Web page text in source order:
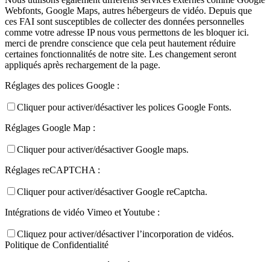
Webfonts, Google Maps, autres hébergeurs de vidéo. Depuis que
ces FAI sont susceptibles de collecter des données personnelles
comme votre adresse IP nous vous permettons de les bloquer ici.
merci de prendre conscience que cela peut hautement réduire
certaines fonctionnalités de notre site. Les changement seront
appliqués après rechargement de la page.
Réglages des polices Google :
Cliquer pour activer/désactiver les polices Google Fonts.
Réglages Google Map :
Cliquer pour activer/désactiver Google maps.
Réglages reCAPTCHA :
Cliquer pour activer/désactiver Google reCaptcha.
Intégrations de vidéo Vimeo et Youtube :
Cliquez pour activer/désactiver l’incorporation de vidéos.
Politique de Confidentialité